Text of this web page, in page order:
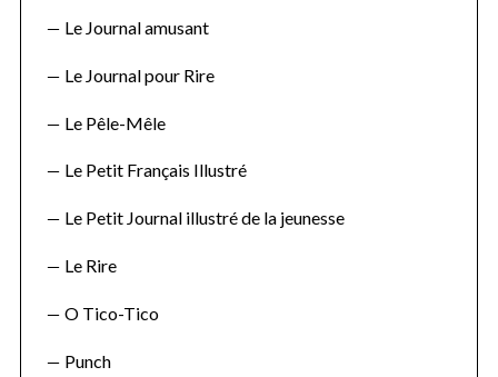
Le Journal amusant
Le Journal pour Rire
Le Pêle-Mêle
Le Petit Français Illustré
Le Petit Journal illustré de la jeunesse
Le Rire
O Tico-Tico
Punch